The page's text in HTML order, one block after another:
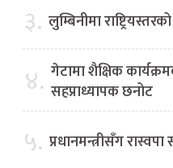
३. लुम्बिनीमा
४. गेटामा शैक्षिक
सहप्राध्यापक छनोट
५. प्रधानमन्त्रीसँग